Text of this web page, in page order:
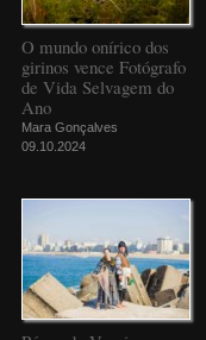
O mundo onírico dos
girinos vence Fotógrafo
de Vida Selvagem do
Ano
Mara Gonçalves
09.10.2024